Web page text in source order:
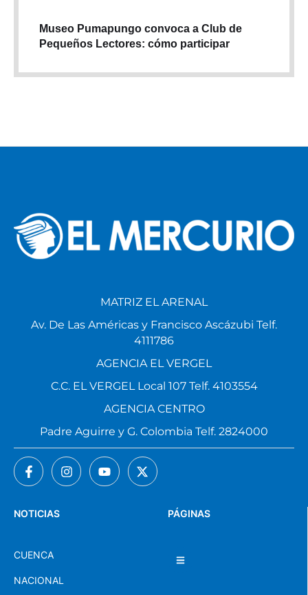
Museo Pumapungo convoca a Club de
Pequeños Lectores: cómo participar
PÁGINAS
NOTICIAS
CUENCA
NACIONAL
MATRIZ EL ARENAL
Av. De Las Américas y Francisco Ascázubi Telf.
4111786
AGENCIA EL VERGEL
C.C. EL VERGEL Local 107 Telf. 4103554
AGENCIA CENTRO
Padre Aguirre y G. Colombia Telf. 2824000